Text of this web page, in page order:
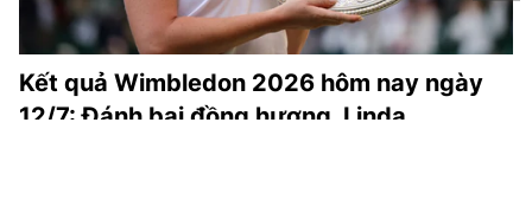
Kết quả Wimbledon 2026 hôm nay ngày
12/7: Đánh bại đồng hương, Linda